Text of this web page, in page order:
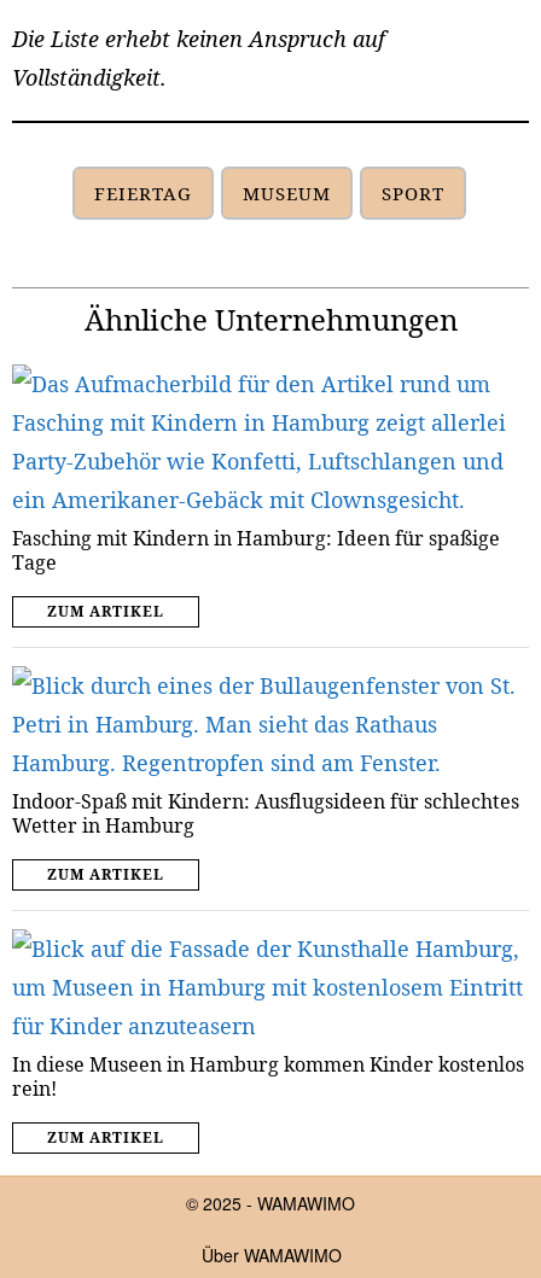
Die Liste erhebt keinen Anspruch auf
Vollständigkeit.
FEIERTAG MUSEUM SPORT
Ähnliche Unternehmungen
Fasching mit Kindern in Hamburg: Ideen für spaßige
Tage
ZUM ARTIKEL
Indoor-Spaß mit Kindern: Ausflugsideen für schlechtes
Wetter in Hamburg
ZUM ARTIKEL
In diese Museen in Hamburg kommen Kinder kostenlos
rein!
ZUM ARTIKEL
© 2025 - WAMAWIMO
Über WAMAWIMO